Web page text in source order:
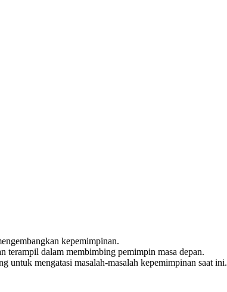
kepemimpinan.
terampil dalam membimbing pemimpin masa depan.
untuk mengatasi masalah-masalah kepemimpinan saat ini.